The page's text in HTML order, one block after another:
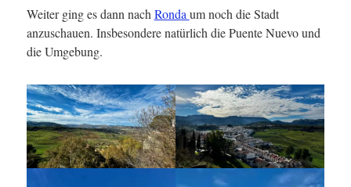
Weiter ging es dann nachRondaum noch die Stadt
anzuschauen. Insbesondere natürlich die Puente Nuevo und
die Umgebung.